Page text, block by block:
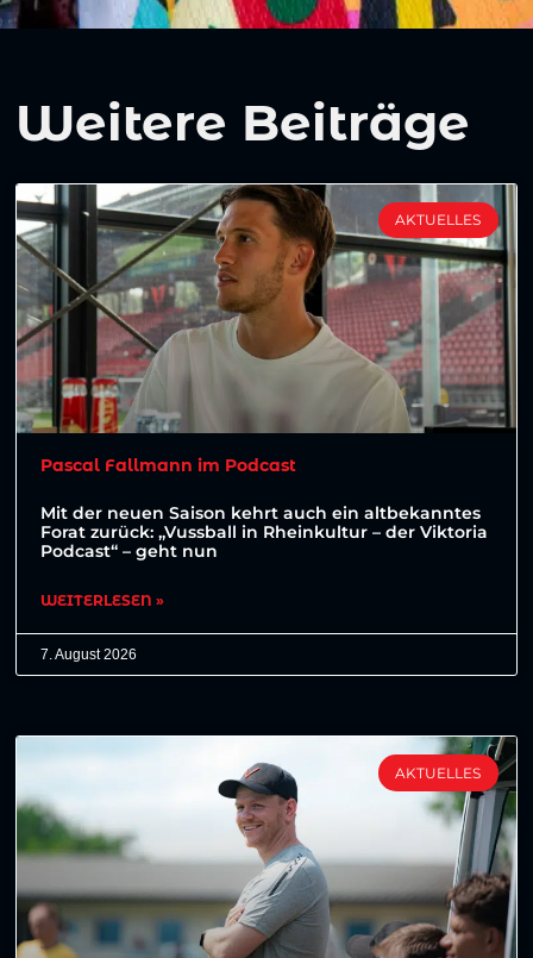
Weitere Beiträge
AKTUELLES
Pascal Fallmann im Podcast
Mit der neuen Saison kehrt auch ein altbekanntes
Forat zurück: „Vussball in Rheinkultur – der Viktoria
Podcast“ – geht nun
WEITERLESEN »
7. August 2026
AKTUELLES